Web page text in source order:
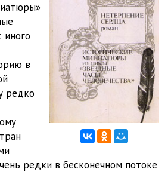
иного
в
редко
редки в бесконечном потоке